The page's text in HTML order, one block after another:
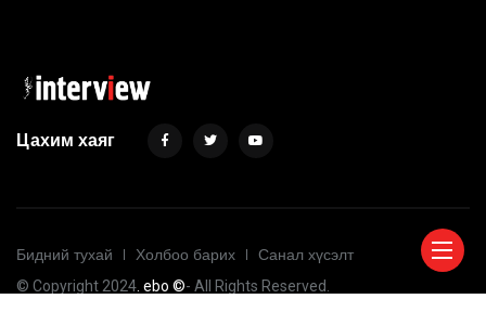
Цахим хаяг
Бидний тухай Холбоо барих
Санал хүсэлт
© Copyright 2024 . ebo ©- All Rights Reserved.